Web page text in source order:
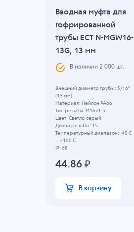
Вводная муфта для
гофрированной
трубы ECT N-MGW16-
13G, 13 мм
В наличии2 000 шт.
Внешний диаметр трубы: 5/16"
(13 мм)
Материал: Нейлон PA66
Тип резьбы: M16x1.5
Цвет: Светло-серый
Длина резьбы: 15
Температурный диапазон: -40 C
...+100 C
IP: 68
44.86 ₽
В корзину